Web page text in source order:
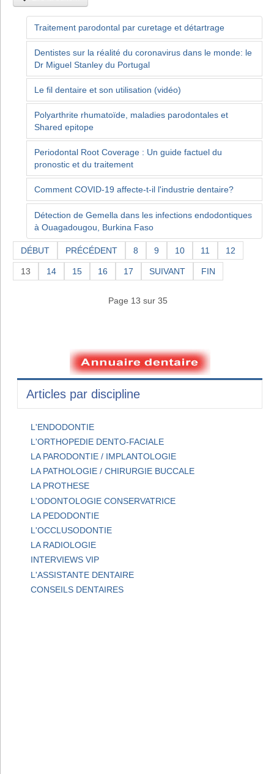
Traitement parodontal par curetage et détartrage
Dentistes sur la réalité du coronavirus dans le monde: le
Dr Miguel Stanley du Portugal
Le fil dentaire et son utilisation (vidéo)
Polyarthrite rhumatoïde, maladies parodontales et
Shared epitope
Periodontal Root Coverage : Un guide factuel du
pronostic et du traitement
Comment COVID-19 affecte-t-il l'industrie dentaire?
Détection de Gemella dans les infections endodontiques
à Ouagadougou, Burkina Faso
DÉBUT PRÉCÉDENT 8 9 10 11 12
13 14 15 16 17 SUIVANT FIN
Page 13 sur 35
Articles par discipline
L'ENDODONTIE
L'ORTHOPEDIE DENTO-FACIALE
LA PARODONTIE / IMPLANTOLOGIE
LA PATHOLOGIE / CHIRURGIE BUCCALE
LA PROTHESE
L'ODONTOLOGIE CONSERVATRICE
LA PEDODONTIE
L'OCCLUSODONTIE
LA RADIOLOGIE
INTERVIEWS VIP
L'ASSISTANTE DENTAIRE
CONSEILS DENTAIRES